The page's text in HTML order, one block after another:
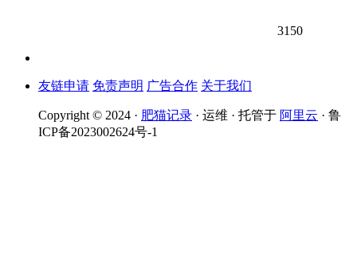
3150
友链申请 免责声明 广告合作 关于我们
Copyright © 2024 · 肥猫记录 · 运维 · 托管于 阿里云 · 鲁
ICP备2023002624号-1